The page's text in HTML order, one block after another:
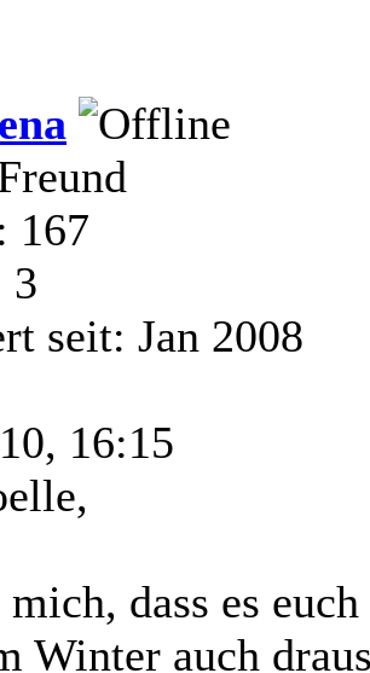
167
3
seit: Jan 2008
16:15
dass es
Winter auch